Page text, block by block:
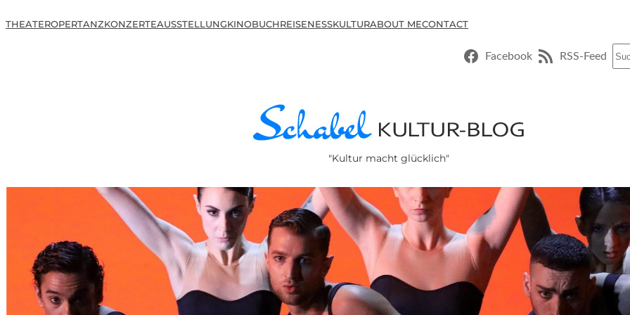
THEATEROPERTANZKONZERTEAUSSTELLUNGKINOBUCHREISENESSKULTURABOUT MECONTACT
Facebook RSS-Feed
"Kultur macht glücklich"